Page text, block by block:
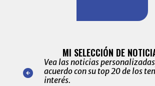
nuestro
para
MI SELECCIÓN DE
Vea las noticias
acuerdo con su top 20 de los
interés.